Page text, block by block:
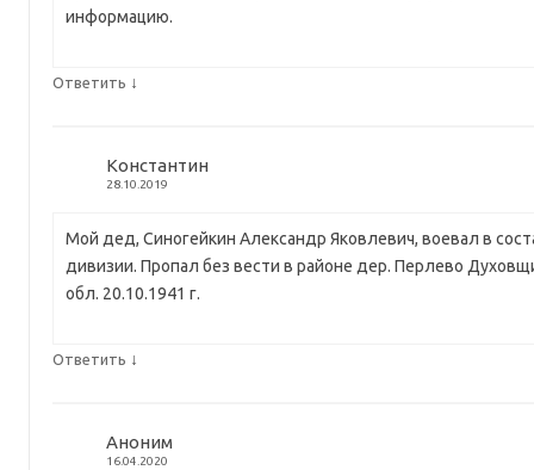
информацию.
Ответить ↓
Константин
28.10.2019
Мой дед, Синогейкин Александр Яковлевич, воевал в
дивизии. Пропал без вести в районе дер. Перлево
обл. 20.10.1941 г.
Ответить ↓
Аноним
16.04.2020